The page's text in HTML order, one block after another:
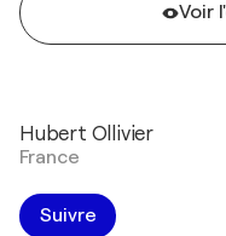
Voir
Hubert Ollivier
France
Suivre